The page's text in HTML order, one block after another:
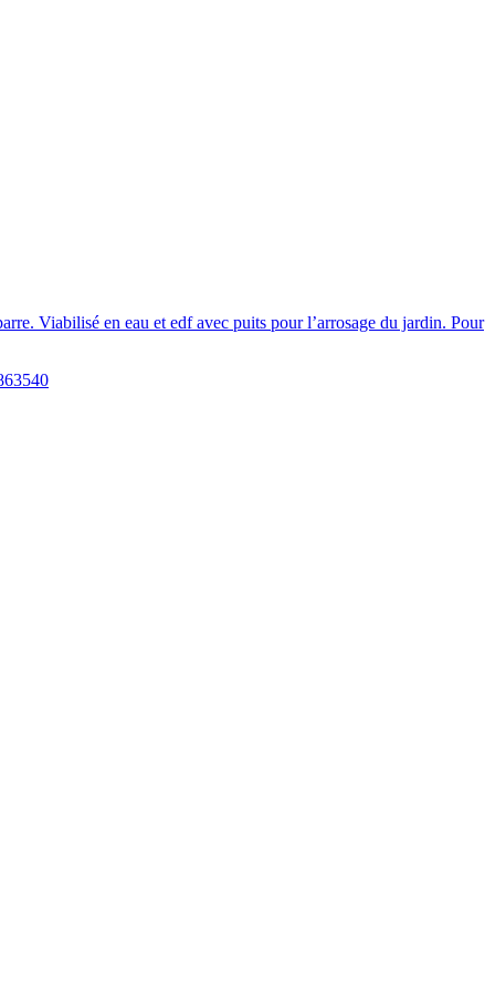
Viabilisé en eau et edf avec puits pour l’arrosage du jardin. Pour